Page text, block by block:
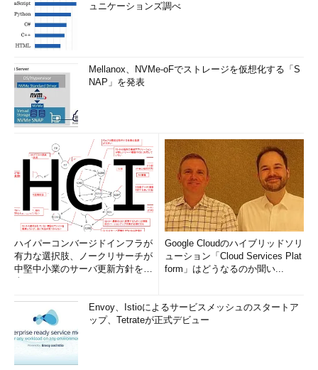
ュニケーションズ調べ
Mellanox、NVMe-oFでストレージを仮想化する「S
NAP」を発表
ハイパーコンバージドインフラが
有力な選択肢、ノークリサーチが
中堅中小業のサーバ更新方針を調
Google Cloudのハイブリッドソリ
ューション「Cloud Services Plat
form」はどうなるのか聞い...
Envoy、Istioによるサービスメッシュのスタートア
ップ、Tetrateが正式デビュー